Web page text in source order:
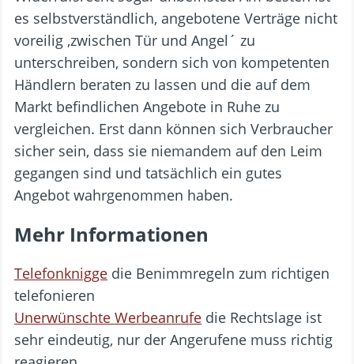
es selbstverständlich, angebotene Verträge nicht
voreilig ‚zwischen Tür und Angel´ zu
unterschreiben, sondern sich von kompetenten
Händlern beraten zu lassen und die auf dem
Markt befindlichen Angebote in Ruhe zu
vergleichen. Erst dann können sich Verbraucher
sicher sein, dass sie niemandem auf den Leim
gegangen sind und tatsächlich ein gutes
Angebot wahrgenommen haben.
Mehr Informationen
Telefonknigge die Benimmregeln zum richtigen
telefonieren
Unerwünschte Werbeanrufe die Rechtslage ist
sehr eindeutig, nur der Angerufene muss richtig